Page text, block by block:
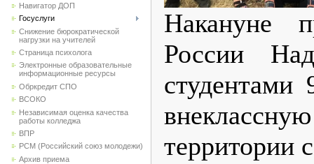
Навигатор ДОП
Госуслуги
Снижение бюрократической
нагрузки на учителей
Страница психолога
Электронные образовательные
информационные ресурсы
Обркредит СПО
ВСОКО
Независимая оценка качества
работы колледжа
ВПР
РСМ (Российский союз молодежи)
Архив приема
Накануне
России
студентами
территории